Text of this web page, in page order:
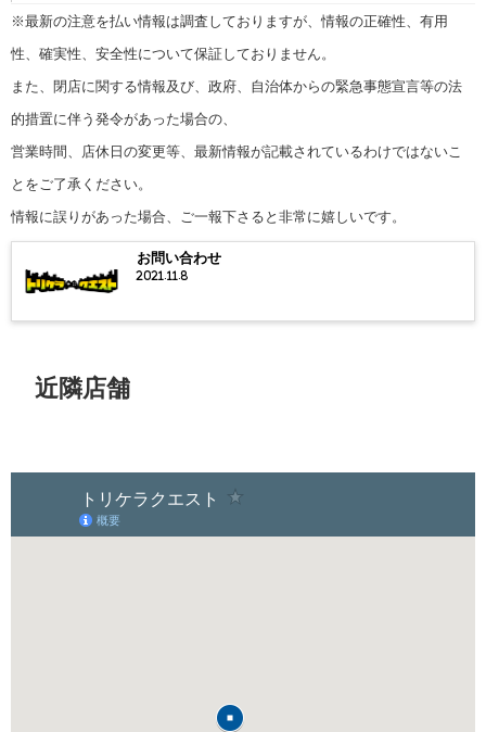
※最新の注意を払い情報は調査しておりますが、情報の正確性、有用
性、確実性、安全性について保証しておりません。
また、閉店に関する情報及び、政府、自治体からの緊急事態宣言等の法
的措置に伴う発令があった場合の、
営業時間、店休日の変更等、最新情報が記載されているわけではないこ
とをご了承ください。
情報に誤りがあった場合、ご一報下さると非常に嬉しいです。
お問い合わせ
2021.11.8
近隣店舗